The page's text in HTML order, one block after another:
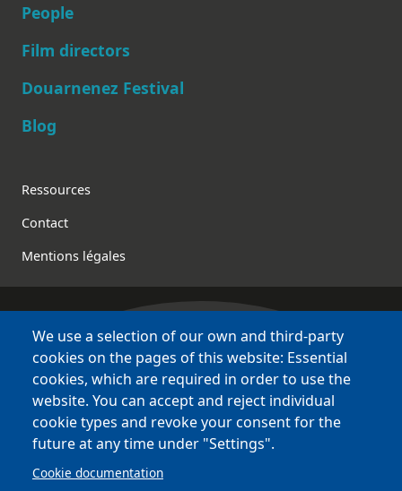
Main navigation
People
Film directors
Douarnenez Festival
Blog
Footer
Ressources
Contact
Mentions légales
Bretagne Culture Diversité
various websites !
Sites
BCD
Bazhvalan
Bécédia
BED
We use a selection of our own and third-party
cookies on the pages of this website: Essential
cookies, which are required in order to use the
website. You can accept and reject individual
cookie types and revoke your consent for the
future at any time under "Settings".
Cookie documentation